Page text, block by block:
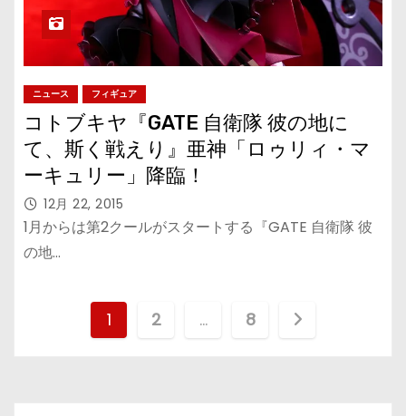
ニュース フィギュア
コトブキヤ『GATE 自衛隊 彼の地に
て、斯く戦えり』亜神「ロゥリィ・マ
ーキュリー」降臨！
12月 22, 2015
1月からは第2クールがスタートする『GATE 自衛隊 彼
の地…
投1 2 … 8